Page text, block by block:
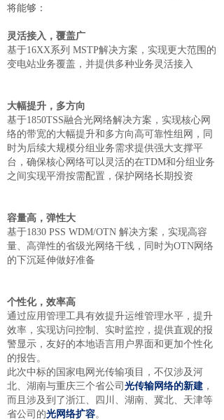
将能够：
灵活接入，覆盖广
基于16XX系列 MSTP解决方案，实现更大范围的
变电站业务覆盖，并提供多种业务灵活接入
大幅提升，多方向
基于1850TSS融合光网络解决方案，实现核心网
络的带宽的大幅提升和多方向高可靠性组网，同
时为后续大规模分组业务需求提供强大支撑平
台，确保核心网络可以灵活的在TDM和分组业务
之间实现平滑按需配置，保护网络长期投资
容量高，弹性大
基于1830 PSS WDM/OTN 解决方案，实现高容
量、高弹性的省级光网络干线，同时为OTN网络
的下沉延伸做好准备
个性化，效率高
通过应用管理工具有效提升运维管理水平，提升
效率，实现访问控制、实时监控，提供直观的报
警显示，友好的本地语言用户界面和更加个性化
的报告。
此次中标的国家电网光传输项目，不仅涉及河
北、湖南与重庆三个省公司 光传输网络的新建 ，
而且涉及到了浙江、四川、湖南、冀北、天津等
省公司的光网络扩容。